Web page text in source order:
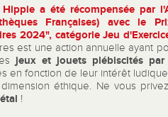
a été récompensée par
Françaises) avec le
2024", catégorie Jeu
est une action annuelle ayant
jeux et jouets plébiscités par
en fonction de leur intérêt
éthique. Ne vous
!